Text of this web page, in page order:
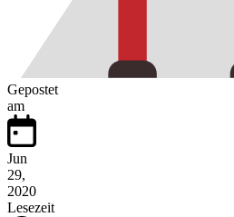
Gepostet
am
Jun
29,
2020
Lesezeit